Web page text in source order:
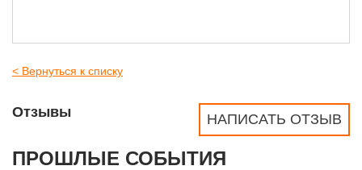
< Вернуться к списку
НАПИСАТЬ ОТЗЫВ
Отзывы
ПРОШЛЫЕ СОБЫТИЯ